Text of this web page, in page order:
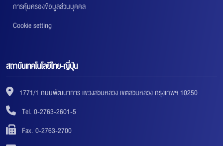
การคุ้มครองข้อมูลส่วนบุคคล
Cookie setting
สถาบันเทคโนโลยีไทย-ญี่ปุ่น
1771/1 ถนนพัฒนาการ แขวงสวนหลวง เขตสวนหลวง กรุงเทพฯ 10250
Tel. 0-2763-2601-5
Fax. 0-2763-2700